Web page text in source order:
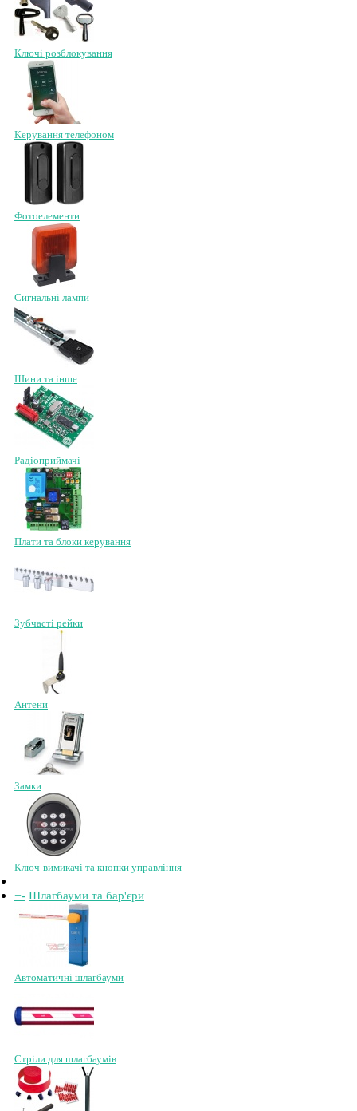
Ключі розблокування
Керування телефоном
Фотоелементи
Сигнальні лампи
Шини та інше
Радіоприймачі
Плати та блоки керування
Зубчасті рейки
Антени
Замки
Ключ-вимикачі та кнопки управління
+- Шлагбауми та бар'єри
Автоматичні шлагбауми
Стріли для шлагбаумів